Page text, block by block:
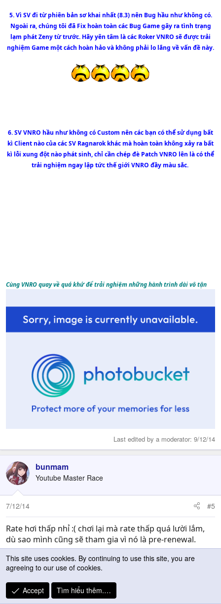
5. Vì SV đi từ phiên bản sơ khai nhất (8.3) nên Bug hầu như không có.
Ngoài ra, chúng tôi đã Fix hoàn toàn các Bug Game gây ra tình trạng
lạm phát Zeny từ trước. Hãy yên tâm là các Roker VNRO sẽ được trải
nghiệm Game một cách hoàn hảo và không phải lo lắng về vấn đề này.
6. SV VNRO hầu như không có Custom nên các bạn có thể sử dụng bất
kì Client nào của các SV Ragnarok khác mà hoàn toàn không xảy ra bất
kì lỗi xung đột nào phát sinh, chỉ cần chép đè Patch VNRO lên là có thể
trải nghiệm ngay lập tức thế giới VNRO đầy màu sắc.
Cùng VNRO quay về quá khứ để trải nghiệm những hành trình dài vô tận
Last edited by a moderator: 9/12/14
bunmam
Youtube Master Race
7/12/14 #5
Rate hơi thấp nhỉ :( chơi lại mà rate thấp quá lười lắm,
dù sao mình cũng sẽ tham gia vì nó là pre-renewal.
P plainy
This site uses cookies. By continuing to use this site, you are
agreeing to our use of cookies.
Accept Tìm hiểu thêm.…